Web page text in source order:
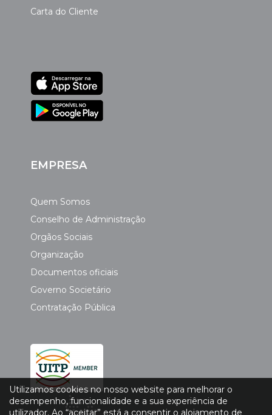
Carta do Cliente
EMPRESA
Quem Somos
Conselho de Administração
Orgãos Sociais
Organização
Documentos oficiais
Governo Societário
Contratação Pública
Utilizamos cookies no nosso website para melhorar o
desempenho, funcionalidade e a sua experiência de
utilizador. Ao “aceitar” está a consentir o alojamento de